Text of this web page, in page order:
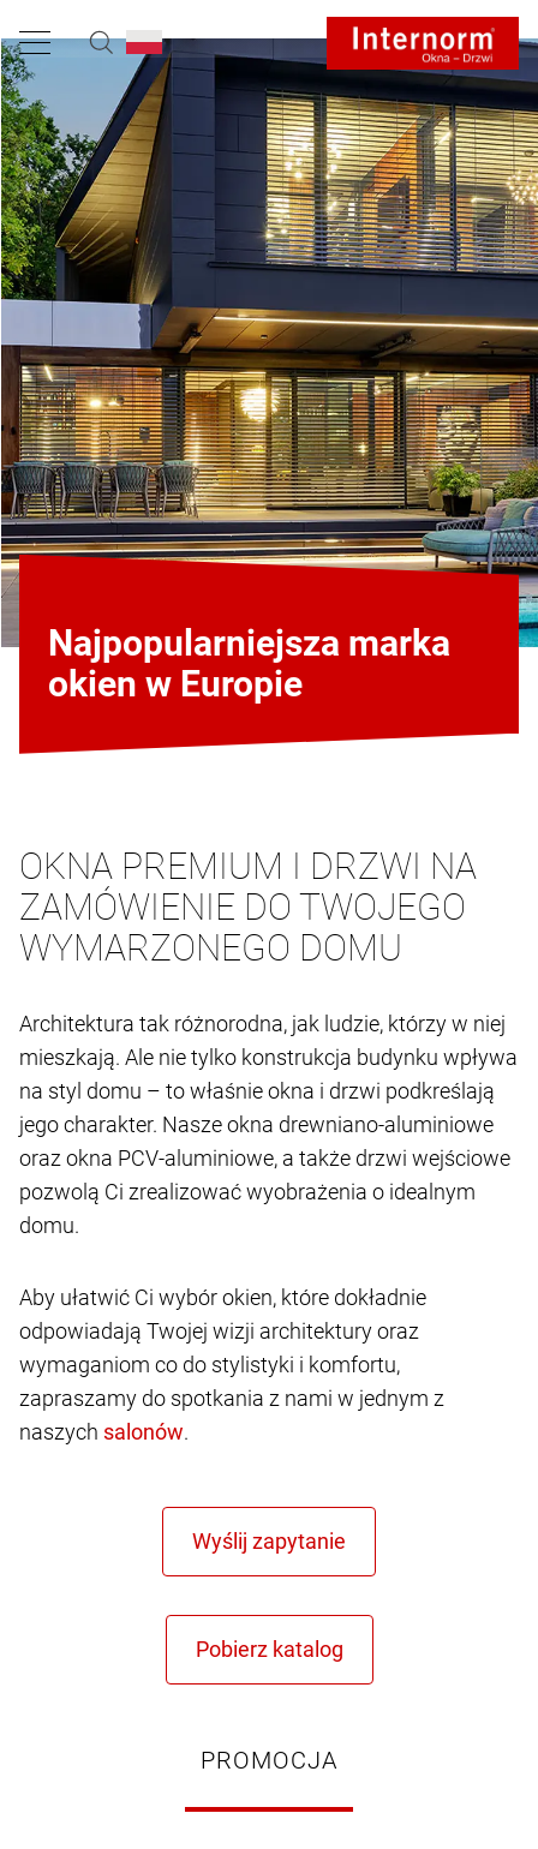
Najpopularniejsza marka
okien w Europie
OKNA PREMIUM I DRZWI NA
ZAMÓWIENIE DO TWOJEGO
WYMARZONEGO DOMU
Architektura tak różnorodna, jak ludzie, którzy w niej
mieszkają. Ale nie tylko konstrukcja budynku wpływa
na styl domu – to właśnie okna i drzwi podkreślają
jego charakter. Nasze okna drewniano-aluminiowe
oraz okna PCV-aluminiowe, a także drzwi wejściowe
pozwolą Ci zrealizować wyobrażenia o idealnym
domu.
Aby ułatwić Ci wybór okien, które dokładnie
odpowiadają Twojej wizji architektury oraz
wymaganiom co do stylistyki i komfortu,
zapraszamy do spotkania z nami w jednym z
naszych
.
PROMOCJA